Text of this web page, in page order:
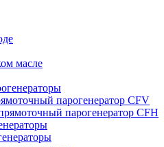
масле
парогенератор CFV
парогенератор CFH